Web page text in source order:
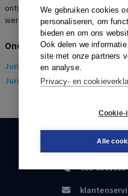
We gebruiken cookies
personaliseren, om
bieden en om ons
Ook delen we
site met onze partners
en analyse.
Privacy- en
Cookie-
Alle
ontslag op staande voet,
werkgeefster, gefixeerde
Onderwerpen
Juridisch> Arbeidsrecht
Juridisch > Sociaal
088-0301000